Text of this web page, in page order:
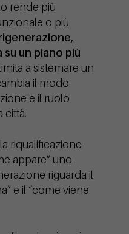
rende più
o più
un piano più
a sistemare un
il modo
e il ruolo
città.
riqualificazione
appare” uno
riguarda il
e il “come viene